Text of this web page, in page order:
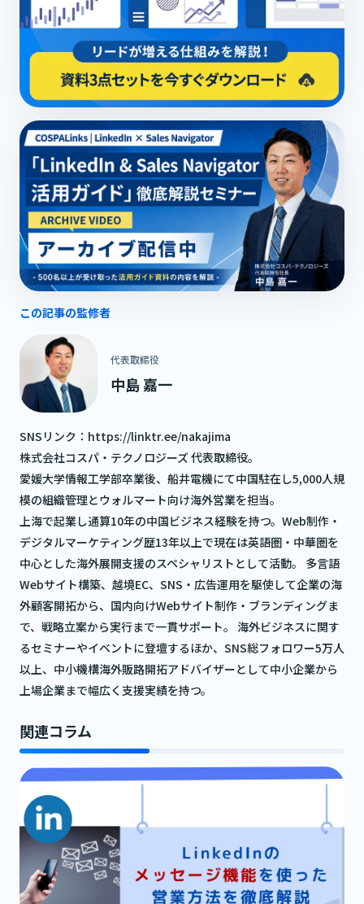
この記事の監修者
代表取締役
中島 嘉一
SNSリンク： https://linktr.ee/nakajima
株式会社コスパ・テクノロジーズ 代表取締役。
愛媛大学情報工学部卒業後、船井電機にて中国駐在し5,000人規
模の組織管理とウォルマート向け海外営業を担当。
上海で起業し通算10年の中国ビジネス経験を持つ。Web制作・
デジタルマーケティング歴13年以上で現在は英語圏・中華圏を
中心とした海外展開支援のスペシャリストとして活動。 多言語
Webサイト構築、越境EC、SNS・広告運用を駆使して企業の海
外顧客開拓から、国内向けWebサイト制作・ブランディングま
で、戦略立案から実行まで一貫サポート。 海外ビジネスに関す
るセミナーやイベントに登壇するほか、SNS総フォロワー5万人
以上、中小機構海外販路開拓アドバイザーとして中小企業から
上場企業まで幅広く支援実績を持つ。
関連コラム